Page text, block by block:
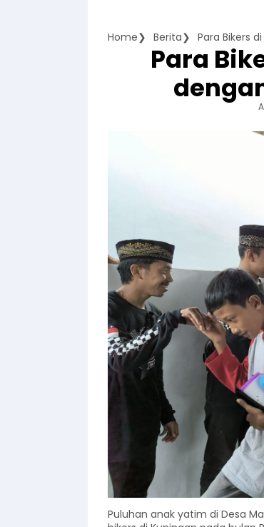
Home Berita Para Bikers
Para
Puluhan anak yatim di Desa